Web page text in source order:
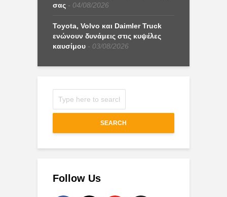
σας
04/08/2026
Toyota, Volvo και Daimler Truck
ενώνουν δυνάμεις στις κυψέλες
καυσίμου
03/08/2026
SEARCH
Follow Us